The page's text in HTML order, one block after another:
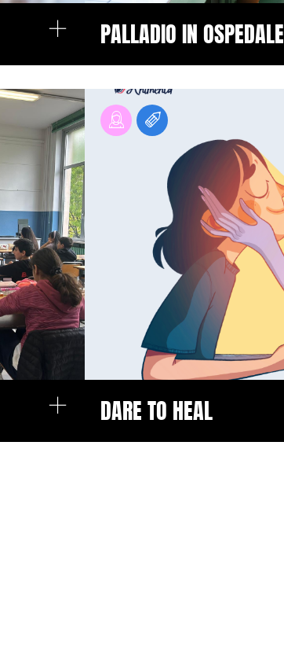
+ PALLADIO IN OSPEDALE
+ DARE TO HEAL